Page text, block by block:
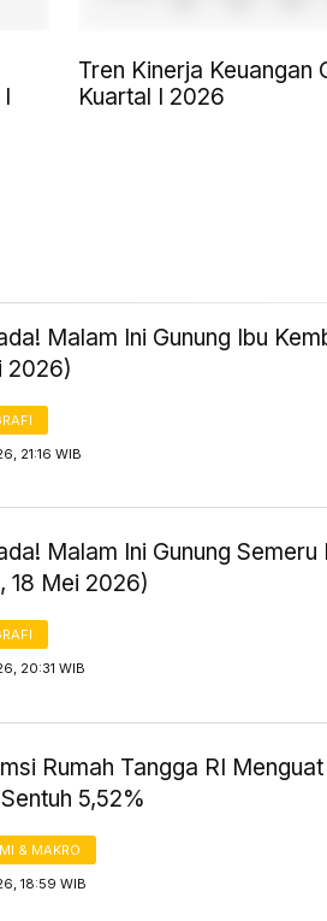
Tren Kinerja Keuangan
Kuartal I 2026
Malam Ini Gunung Ibu
2026)
21:16 WIB
Malam Ini Gunung Semeru
18 Mei 2026)
20:31 WIB
Rumah Tangga RI
5,52%
& MAKRO
18:59 WIB